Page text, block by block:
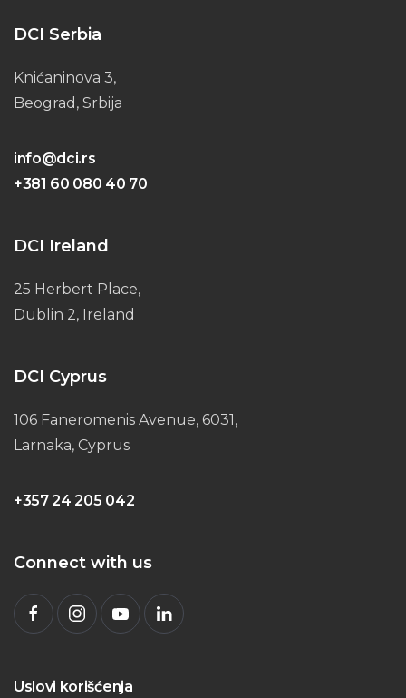
DCI Serbia
Knićaninova 3,
Beograd, Srbija
info@dci.rs
+381 60 080 40 70
DCI Ireland
25 Herbert Place,
Dublin 2, Ireland
DCI Cyprus
106 Faneromenis Avenue, 6031,
Larnaka, Cyprus
+357 24 205 042
Connect with us
Uslovi korišćenja